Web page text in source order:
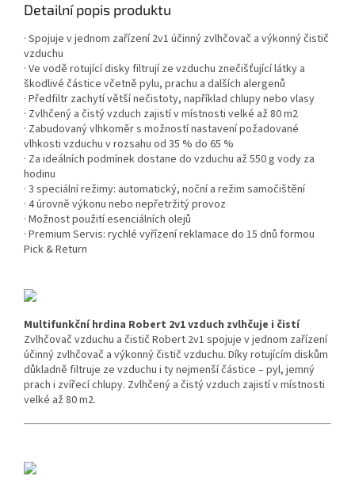
Detailní popis produktu
· Spojuje v jednom zařízení 2v1 účinný zvlhčovač a výkonný čistič
vzduchu
· Ve vodě rotující disky filtrují ze vzduchu znečišťující látky a
škodlivé částice včetně pylu, prachu a dalších alergenů
· Předfiltr zachytí větší nečistoty, například chlupy nebo vlasy
· Zvlhčený a čistý vzduch zajistí v místnosti velké až 80 m2
· Zabudovaný vlhkoměr s možností nastavení požadované
vlhkosti vzduchu v rozsahu od 35 % do 65 %
· Za ideálních podmínek dostane do vzduchu až 550 g vody za
hodinu
· 3 speciální režimy: automatický, noční a režim samočištění
· 4 úrovně výkonu nebo nepřetržitý provoz
· Možnost použití esenciálních olejů
· Premium Servis: rychlé vyřízení reklamace do 15 dnů formou
Pick & Return
Multifunkční hrdina Robert 2v1 vzduch zvlhčuje i čistí
Zvlhčovač vzduchu a čistič Robert 2v1 spojuje v jednom zařízení
účinný zvlhčovač a výkonný čistič vzduchu. Díky rotujícím diskům
důkladně filtruje ze vzduchu i ty nejmenší částice – pyl, jemný
prach i zvířecí chlupy. Zvlhčený a čistý vzduch zajistí v místnosti
velké až 80 m2.